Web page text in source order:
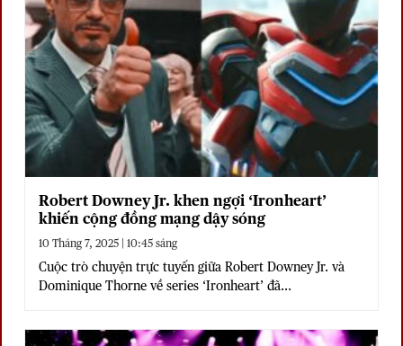
Robert Downey Jr. khen ngợi ‘Ironheart’
khiến cộng đồng mạng dậy sóng
10 Tháng 7, 2025 | 10:45 sáng
Cuộc trò chuyện trực tuyến giữa Robert Downey Jr. và
Dominique Thorne về series ‘Ironheart’ đã...